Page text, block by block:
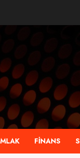
FINANS